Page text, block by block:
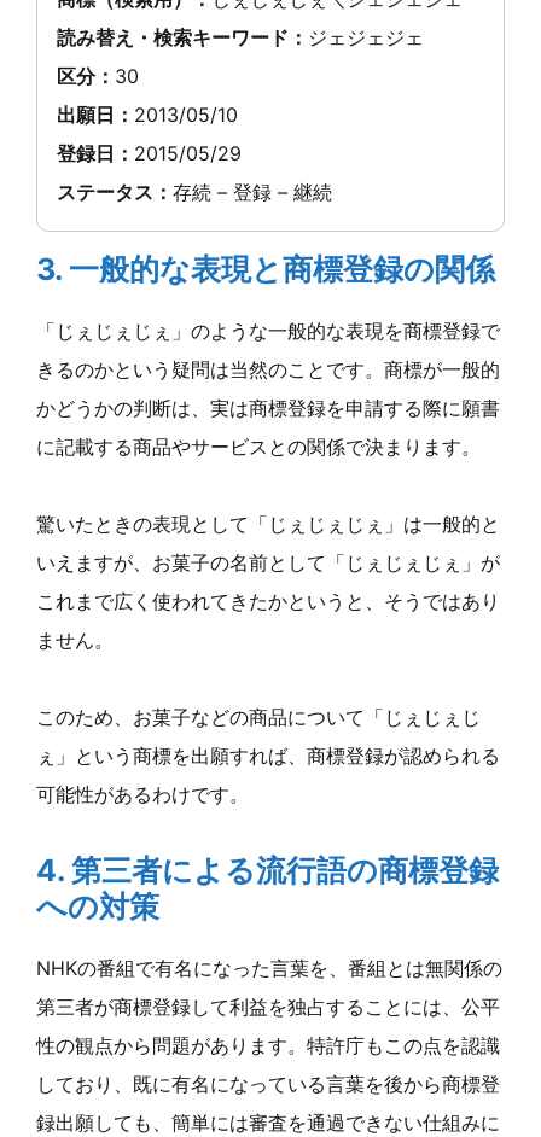
読み替え・検索キーワード： ジェジェジェ
区分： 30
出願日： 2013/05/10
登録日： 2015/05/29
ステータス： 存続 – 登録 – 継続
3. 一般的な表現と商標登録の関係
「じぇじぇじぇ」のような一般的な表現を商標登録で
きるのかという疑問は当然のことです。商標が一般的
かどうかの判断は、実は商標登録を申請する際に願書
に記載する商品やサービスとの関係で決まります。
驚いたときの表現として「じぇじぇじぇ」は一般的と
いえますが、お菓子の名前として「じぇじぇじぇ」が
これまで広く使われてきたかというと、そうではあり
ません。
このため、お菓子などの商品について「じぇじぇじ
ぇ」という商標を出願すれば、商標登録が認められる
可能性があるわけです。
4. 第三者による流行語の商標登録
への対策
NHKの番組で有名になった言葉を、番組とは無関係の
第三者が商標登録して利益を独占することには、公平
性の観点から問題があります。特許庁もこの点を認識
しており、既に有名になっている言葉を後から商標登
録出願しても、簡単には審査を通過できない仕組みに